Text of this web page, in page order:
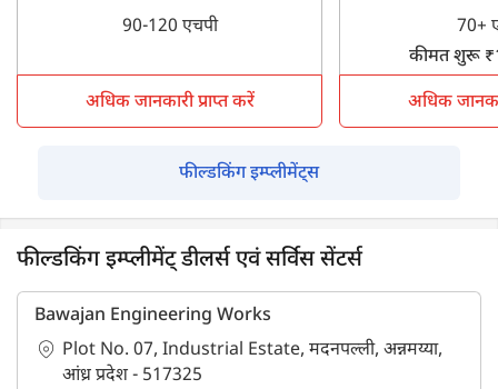
90-120 एचपी
अधिक जानकारी प्राप्त करें
70+
कीमत शुरू
अधिक
फील्डकिंग इम्प्लीमेंट्स
फील्डकिंग इम्प्लीमेंट् डीलर्स एवं सर्विस सेंटर्स
Bawajan Engineering Works
Plot No. 07, Industrial Estate, मदनपल्ली, अन्नमय्या,
आंध्र प्रदेश - 517325